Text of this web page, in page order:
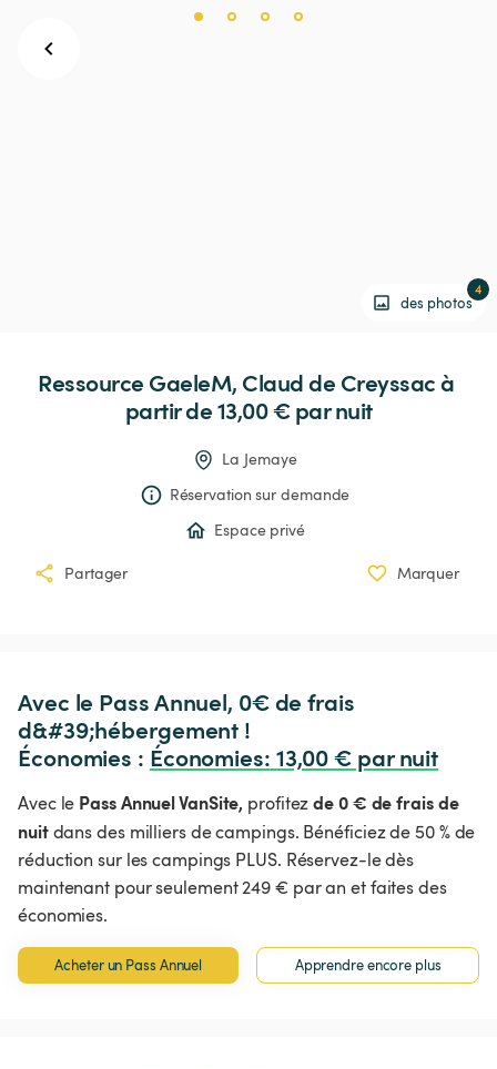
des photos
4
Ressource GaeleM, Claudde Creyssac à
partir de 13,00 € par nuit
La Jemaye
Réservation sur demande
Espace privé
Partager Marquer
Avec le Pass Annuel, 0€ de frais
d&#39;hébergement !
Économies : Économies: 13,00 € par nuit
Avec le Pass Annuel VanSite, profitezde 0 € de frais de
nuitdans des milliers de campings. Bénéficiez de 50 % de
réduction sur les campings PLUS. Réservez-le dès
maintenant pour seulement 249 € par an et faites des
économies.
Acheter un Pass Annuel Apprendre encore plus